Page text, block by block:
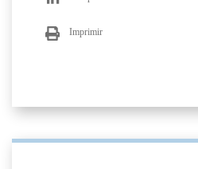
Imprimir